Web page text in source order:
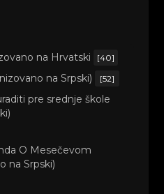
na Hrvatski [40]
na Srpski) [52]
pre srednje škole
O Mesečevom
na Srpski)